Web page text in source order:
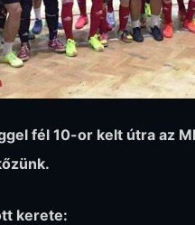
fél 10-or kelt útra az
kerete: